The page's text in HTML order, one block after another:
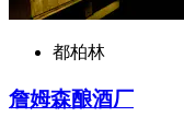
都柏林
詹姆森酿酒厂